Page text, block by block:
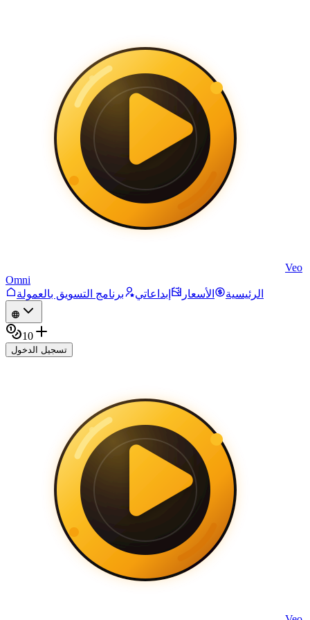
Veo
Omni
الرئيسية
الأسعار إبداعاتي برنامج التسويق بالعمولة
10
تسجيل الدخول